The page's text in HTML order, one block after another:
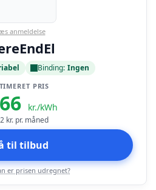
anmeldelse
Binding: Ingen
PRIS
kr./kWh
kr. pr. måned
til tilbud
er prisen udregnet?